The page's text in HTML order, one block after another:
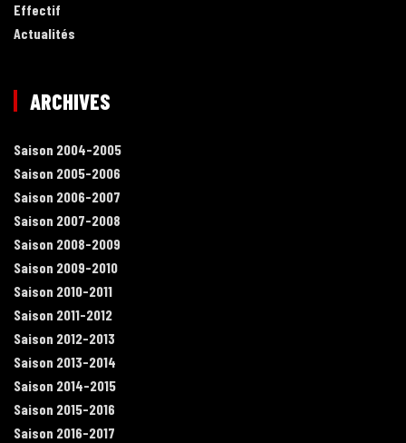
Effectif
Actualités
ARCHIVES
Saison 2004-2005
Saison 2005-2006
Saison 2006-2007
Saison 2007-2008
Saison 2008-2009
Saison 2009-2010
Saison 2010-2011
Saison 2011-2012
Saison 2012-2013
Saison 2013-2014
Saison 2014-2015
Saison 2015-2016
Saison 2016-2017